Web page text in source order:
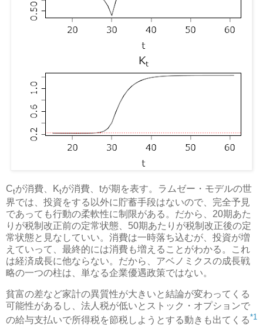
Ctが消費、Ktが消費、tが期を表す。ラムゼー・モデルの世
界では、投資をする以外に貯蓄手段はないので、完全予見
であっても行動の柔軟性に制限がある。だから、20期あた
りが税制改正前の定常状態、50期あたりが税制改正後の定
常状態と見なしていい。消費は一時落ち込むが、投資が増
えていって、最終的には消費も増えることがわかる。これ
は経済成長に他ならない。だから、アベノミクスの成長戦
略の一つの柱は、単なる企業優遇政策ではない。
貧富の差など家計の異質性が大きいと結論が変わってくる
可能性があるし、法人税が低いとストック・オプションで
の給与支払いで所得税を節税しようとする動きも出てくる*1